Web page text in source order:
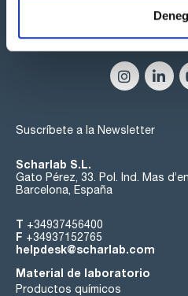
Suscríbete a la Newsletter
Scharlab S.L.
Gato Pérez, 33. Pol. Ind. Mas
Barcelona, España
T +34937456400
F +34937152765
helpdesk@scharlab.com
Material de laboratorio
Productos químicos